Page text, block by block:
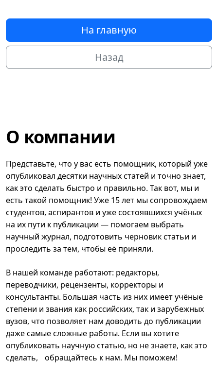
На главную
Назад
О компании
Представьте, что у вас есть помощник, который уже
опубликовал десятки научных статей и точно знает,
как это сделать быстро и правильно. Так вот, мы и
есть такой помощник! Уже 15 лет мы сопровождаем
студентов, аспирантов и уже состоявшихся учёных
на их пути к публикации — помогаем выбрать
научный журнал, подготовить черновик статьи и
проследить за тем, чтобы её приняли.
В нашей команде работают: редакторы,
переводчики, рецензенты, корректоры и
консультанты. Большая часть из них имеет учёные
степени и звания как российских, так и зарубежных
вузов, что позволяет нам доводить до публикации
даже самые сложные работы. Если вы хотите
опубликовать научную статью, но не знаете, как это
сделать, обращайтесь к нам. Мы поможем!